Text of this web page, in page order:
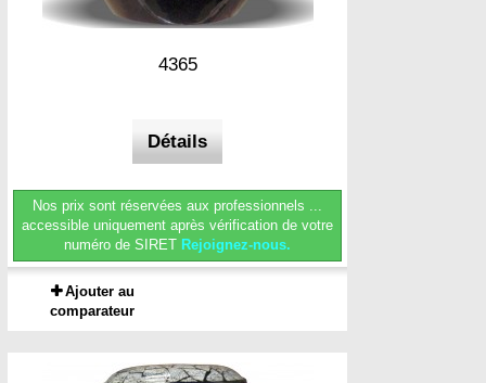
4365
Détails
Nos prix sont réservées aux professionnels ...
accessible uniquement après vérification de votre
numéro de SIRET Rejoignez-nous.
Ajouter au
comparateur